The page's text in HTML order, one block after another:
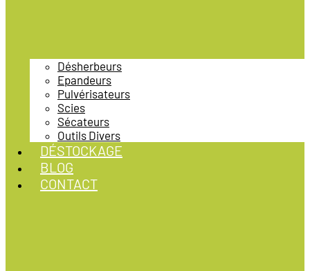
Désherbeurs
Epandeurs
Pulvérisateurs
Scies
Sécateurs
Outils Divers
DÉSTOCKAGE
BLOG
CONTACT